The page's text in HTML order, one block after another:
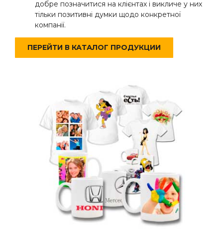
добре позначитися на клієнтах і викличе у них
тільки позитивні думки щодо конкретної
компанії.
ПЕРЕЙТИ В КАТАЛОГ ПРОДУКЦИИ